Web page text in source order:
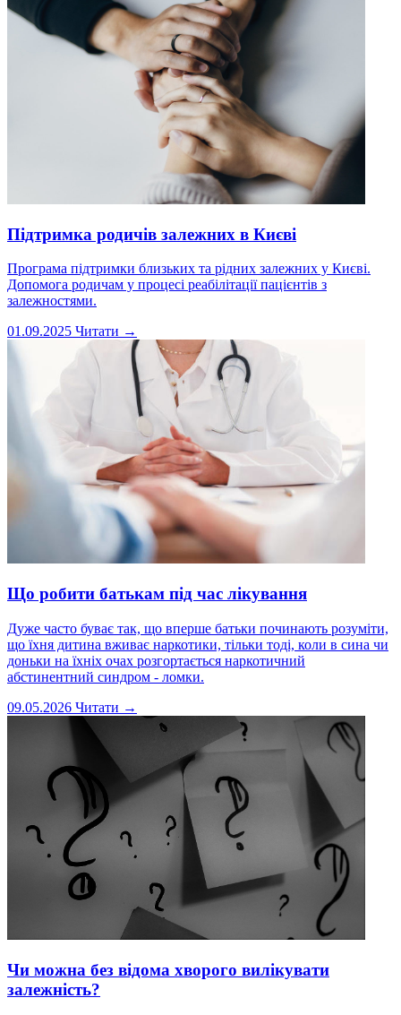
Підтримка родичів залежних в Києві
Програма підтримки близьких та рідних залежних у Києві.
Допомога родичам у процесі реабілітації пацієнтів з
залежностями.
01.09.2025 Читати →
Що робити батькам під час лікування
Дуже часто буває так, що вперше батьки починають розуміти,
що їхня дитина вживає наркотики, тільки тоді, коли в сина чи
доньки на їхніх очах розгортається наркотичний
абстинентний синдром - ломки.
09.05.2026 Читати →
Чи можна без відома хворого вилікувати
залежність?